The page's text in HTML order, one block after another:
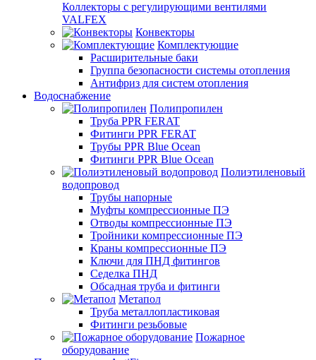
Коллекторы с регулирующими вентилями
VALFEX
Конвекторы
Комплектующие
Расширительные баки
Группа безопасности системы отопления
Антифриз для систем отопления
Водоснабжение
Полипропилен
Труба PPR FERAT
Фитинги PPR FERAT
Трубы PPR Blue Ocean
Фитинги PPR Blue Ocean
Полиэтиленовый
водопровод
Трубы напорные
Муфты компрессионные ПЭ
Отводы компрессионные ПЭ
Тройники компрессионные ПЭ
Краны компрессионные ПЭ
Ключи для ПНД фитингов
Седелка ПНД
Обсадная труба и фитинги
Метапол
Труба металлопластиковая
Фитинги резьбовые
Пожарное
оборудование